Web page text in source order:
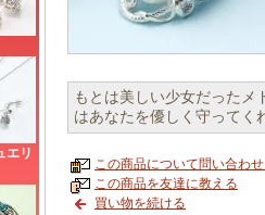
エリ
もとは美しい少女だったメ
はあなたを優しく守ってく
この商品について問い合わ
この商品を友達に教える
買い物を続ける